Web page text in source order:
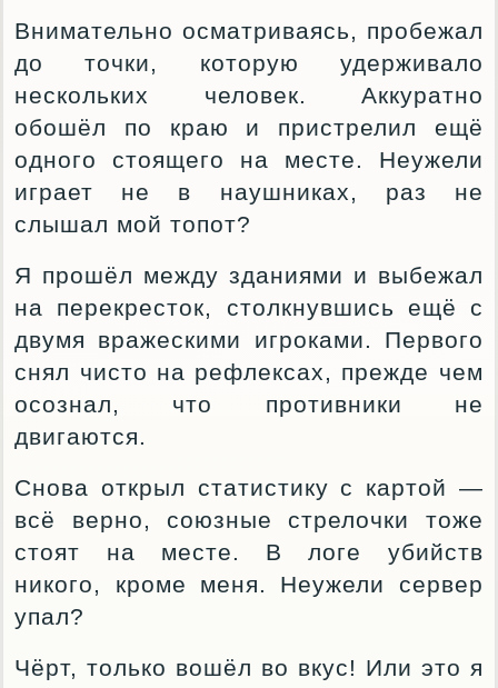
Внимательно осматриваясь, пробежал
до точки, которую удерживало
нескольких человек. Аккуратно
обошёл по краю и пристрелил ещё
одного стоящего на месте. Неужели
играет не в наушниках, раз не
слышал мой топот?
Я прошёл между зданиями и выбежал
на перекресток, столкнувшись ещё с
двумя вражескими игроками. Первого
снял чисто на рефлексах, прежде чем
осознал, что противники не
двигаются.
Снова открыл статистику с картой —
всё верно, союзные стрелочки тоже
стоят на месте. В логе убийств
никого, кроме меня. Неужели сервер
упал?
Чёрт, только вошёл во вкус! Или это я